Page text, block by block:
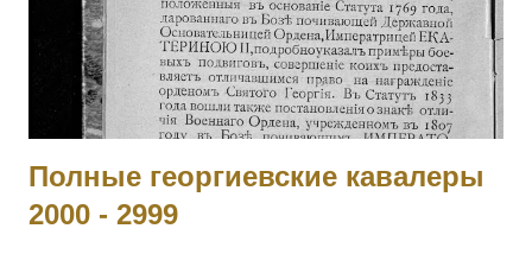
Главнокомандующего армиями Юго-Западного фронта №
890 от 19.07.1915. [II-3310, IV-95236] 6004 - 6006 Фамилия
не установлена. 6007 ГОЛЕН Семен Викентьевич — 9
отдельная саперная рота, ст. унтер-офицер. За то, чт...
Полные георгиевские кавалеры
2000 - 2999